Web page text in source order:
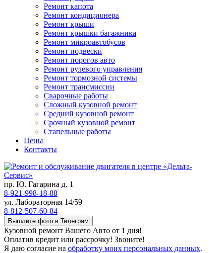
Ремонт капота
Ремонт кондиционера
Ремонт крыши
Ремонт крышки багажника
Ремонт микроавтобусов
Ремонт подвески
Ремонт порогов авто
Ремонт рулевого управления
Ремонт тормозной системы
Ремонт трансмиссии
Сварочные работы
Сложный кузовной ремонт
Средний кузовной ремонт
Срочный кузовной ремонт
Стапельные работы
Цены
Контакты
пр. Ю. Гагарина д. 1
8-921-998-18-88
ул. Лабораторная 14/59
8-812-507-60-84
Вышлите фото в Телеграм
Кузовной ремонт Вашего Авто от 1 дня!
Оплатив кредит или рассрочку! Звоните!
Я даю согласие на обработку моих персональных данных.